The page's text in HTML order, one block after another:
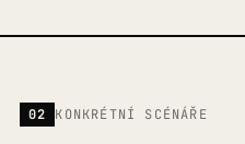
02 KONKRÉTNÍ SCÉNÁŘE